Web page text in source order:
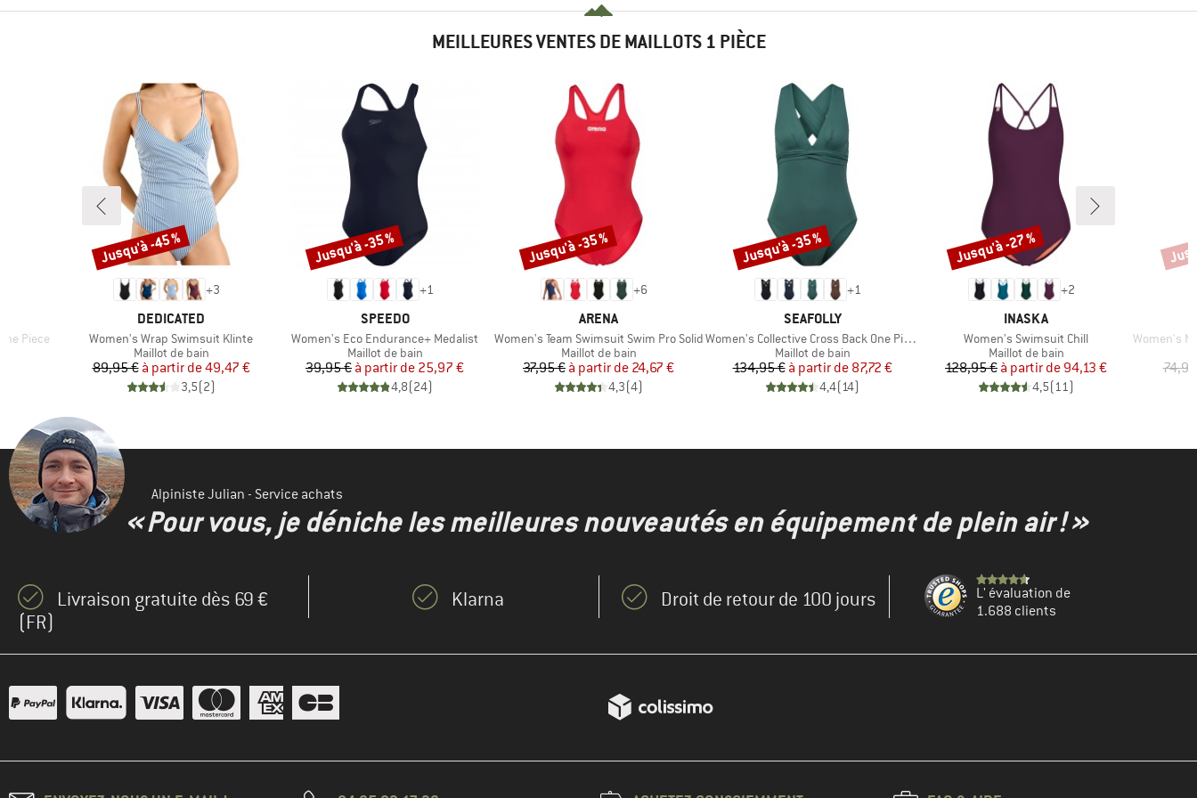
MEILLEURES VENTES DE MAILLOTS 1 PIÈCE
Piece
+3
MARQUE
DEDICATED
Article
Women's Wrap Swimsuit Klinte
Product group
Maillot de bain
Prix
89,95 € Prix réduit
à partir de49,47 €
3,5(2)
Remise
Jusqu'à -45 %
+1
MARQUE
SPEEDO
Article
Women's Eco Endurance+ Medalist
Product group
Maillot de bain
Prix
39,95 € Prix réduit
à partir de 25,97 €
4,8(24)
Remise
Jusqu'à -35 %
+6
MARQUE
ARENA
Article
Women's Team Swimsuit Swim Pro Solid
Product group
Maillot de bain
Prix
37,95 € Prix réduit
à partir de 24,67 €
4,3(4)
Remise
Jusqu'à -35 %
+1
MARQUE
SEAFOLLY
Article
Women's Collective Cross Back One Piece
Product group
Maillot de bain
Prix
134,95 € Prix réduit
à partir de 87,72 €
4,4( 14)
Remise
Jusqu'à -35 %
+2
MARQUE
INASKA
Article
Women's Swimsuit Chill
Product group
Maillot de bain
Prix
128,95 € Prix réduit
à partir de 94,13 €
4,5( 11)
Remise
Jusqu'à -27 %
Article
Women's
Alpiniste Julian - Service achats
« Pour vous, je déniche les meilleures nouveautés en équipement de plein air ! »
Livraison gratuite dès 69 €
(FR)
Klarna Droit de retour de 100 jours
L' évaluation de
1.688 clients